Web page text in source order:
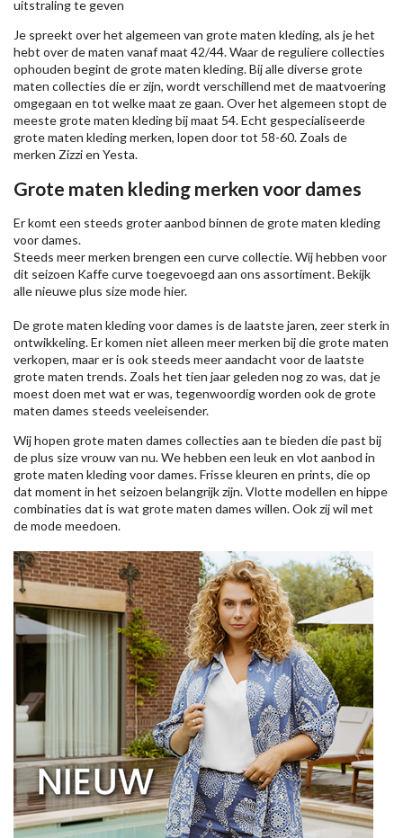
uitstraling te geven
Je spreekt over het algemeen van grote maten kleding, als je het
hebt over de maten vanaf maat 42/44. Waar de reguliere collecties
ophouden begint de grote maten kleding. Bij alle diverse grote
maten collecties die er zijn, wordt verschillend met de maatvoering
omgegaan en tot welke maat ze gaan. Over het algemeen stopt de
meeste grote maten kleding bij maat 54. Echt gespecialiseerde
grote maten kleding merken, lopen door tot 58-60. Zoals de
merken Zizzien Yesta.
Grote maten kleding merken voor dames
Er komt een steeds groter aanbod binnen de grote maten kleding
voor dames.
Steeds meer merken brengen een curve collectie. Wij hebben voor
dit seizoen Kaffecurve toegevoegd aan ons assortiment. Bekijk
alle nieuweplus size modehier.
De grote maten kleding voor dames is de laatste jaren, zeer sterk in
ontwikkeling. Er komen niet alleen meer merken bij die grote maten
verkopen, maar er is ook steeds meer aandacht voor de laatste
grote maten trends. Zoals het tien jaar geleden nog zo was, dat je
moest doen met wat er was, tegenwoordig worden ook de grote
maten dames steeds veeleisender.
Wij hopen grote maten dames collecties aan te bieden die past bij
de plus size vrouw van nu. We hebben een leuk en vlot aanbod in
grote maten kleding voor dames. Frisse kleuren en prints, die op
dat moment in het seizoen belangrijk zijn. Vlotte modellen en hippe
combinaties dat is wat grote maten dames willen. Ook zij wil met
de mode meedoen.